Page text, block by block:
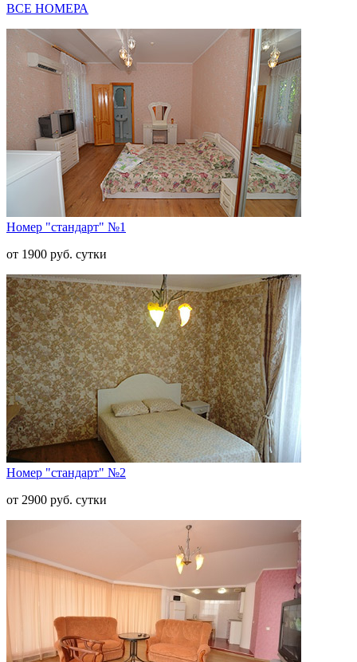
ВСЕ НОМЕРА
Номер "стандарт" №1
от 1900 руб. сутки
Номер "стандарт" №2
от 2900 руб. сутки